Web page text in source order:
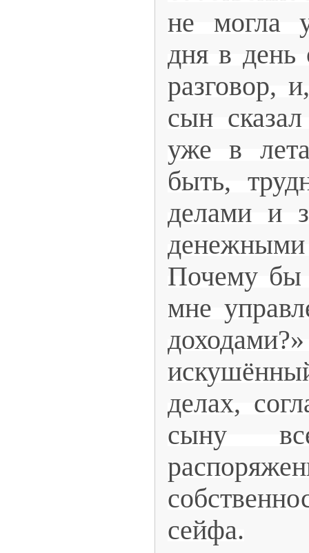
не могла
дня в день
разговор,
сын
уже в
быть,
делами и
Почему бы
мне
делах,
сыну
сейфа.